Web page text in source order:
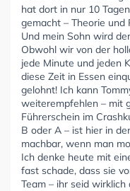
hat dort in nur 10
gemacht – Theorie und
Und mein Sohn wird
Obwohl wir von der
jede Minute und jeden
diese Zeit in Essen
gelohnt! Ich kann
weiterempfehlen – mit
Führerschein im
B oder A – ist hier in
machbar, wenn man
Ich denke heute mit
fast schade, dass sie
Team – ihr seid